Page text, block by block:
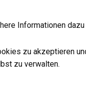
Informationen
zu akzeptieren
zu verwalten.